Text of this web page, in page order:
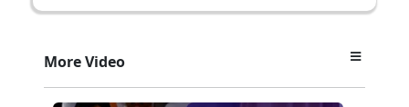
More Video